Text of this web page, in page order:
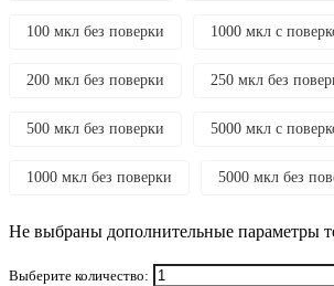
100 мкл без поверки 1000 мкл с
200 мкл без поверки 250 мкл без
500 мкл без поверки 5000 мкл с
1000 мкл без поверки 5000 мкл без
Не выбраны дополнительные параметры
Выберите количество: